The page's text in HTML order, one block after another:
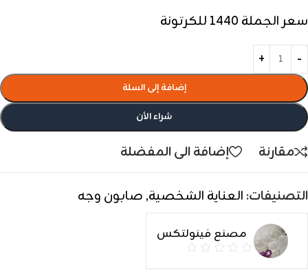
سعر الجملة 1440 للكرتونة
إضافة إلى السلة
شراء الأن
مقارنة إضافة الى المفضلة
التصنيفات: العناية الشخصية, صابون وجه
مصنع فينولتكس